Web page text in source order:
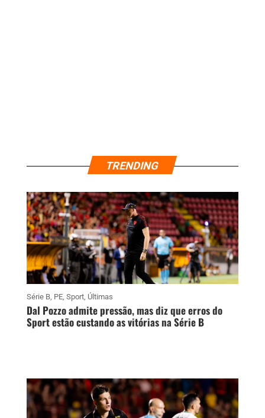
TRENDING
Série B, PE, Sport, Últimas
Dal Pozzo admite pressão, mas diz que erros do
Sport estão custando as vitórias na Série B